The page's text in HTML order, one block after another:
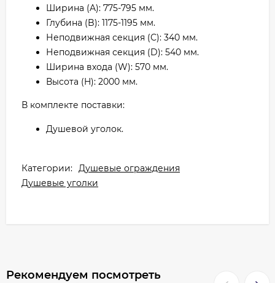
Ширина (A): 775-795 мм.
Глубина (B): 1175-1195 мм.
Неподвижная секция (С): 340 мм.
Неподвижная секция (D): 540 мм.
Ширина входа (W): 570 мм.
Высота (H): 2000 мм.
В комплекте поставки:
Душевой уголок.
Категории: Душевые ограждения
Душевые уголки
Рекомендуем посмотреть